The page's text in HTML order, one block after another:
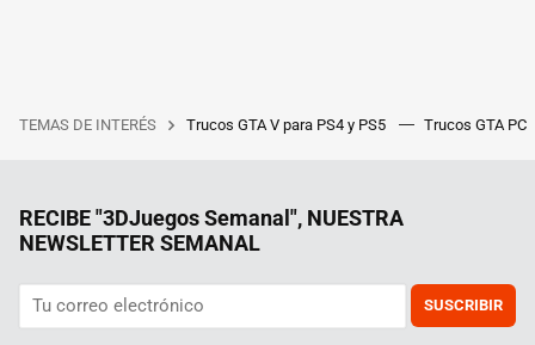
TEMAS DE INTERÉS Trucos GTA V para PS4 y PS5 Trucos GTA PC
RECIBE "3DJuegos Semanal", NUESTRA
NEWSLETTER SEMANAL
SUSCRIBIR